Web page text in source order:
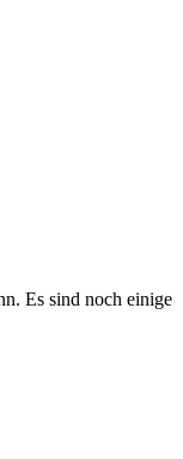
Es sind noch einige